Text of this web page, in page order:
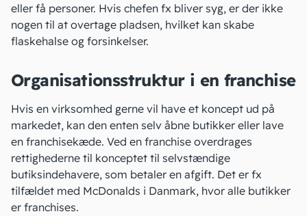
eller få personer. Hvis chefen fx bliver syg, er der ikke
nogen til at overtage pladsen, hvilket kan skabe
flaskehalse og forsinkelser.
Organisationsstruktur i en franchise
Hvis en virksomhed gerne vil have et koncept ud på
markedet, kan den enten selv åbne butikker eller lave
en franchisekæde. Ved en franchise overdrages
rettighederne til konceptet til selvstændige
butiksindehavere, som betaler en afgift. Det er fx
tilfældet med McDonalds i Danmark, hvor alle butikker
er franchises.